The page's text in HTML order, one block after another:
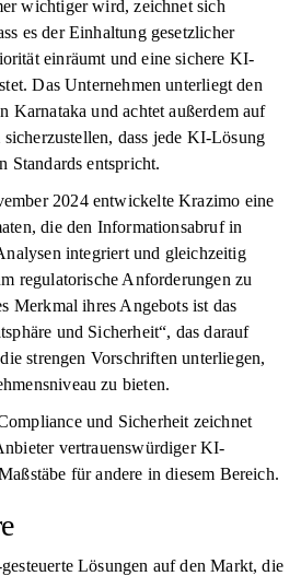
wichtiger wird, zeichnet sich
es der Einhaltung gesetzlicher
einräumt und eine sichere KI-
Das Unternehmen unterliegt den
Karnataka und achtet außerdem auf
dass jede KI-Lösung
Standards entspricht.
2024 entwickelte Krazimo eine
die den Informationsabruf in
integriert und gleichzeitig
regulatorische Anforderungen zu
Merkmal ihres Angebots ist das
und Sicherheit“, das darauf
strengen Vorschriften unterliegen,
zu bieten.
und Sicherheit zeichnet
vertrauenswürdiger KI-
für andere in diesem Bereich.
Lösungen auf den Markt, die